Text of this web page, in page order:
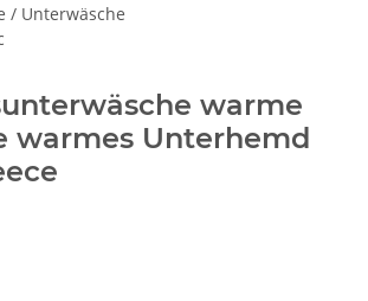
/ Unterwäsche
warme
warmes Unterhemd